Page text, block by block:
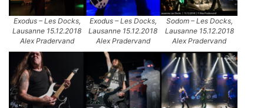
Exodus – Les Docks,
Lausanne 15.12.2018
Alex Pradervand
Exodus – Les Docks,
Lausanne 15.12.2018
Alex Pradervand
Sodom – Les Docks,
Lausanne 15.12.2018
Alex Pradervand